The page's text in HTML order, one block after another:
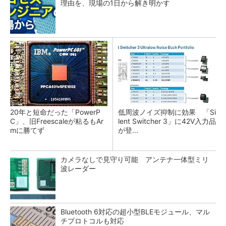
理由を、現場の1日から解き明かす
20年と短命だった「PowerP
C」、旧Freescaleが粘るもAr
mに勝てず
低周波ノイズ抑制に効果 「Si
lent Switcher 3」に42V入力品
が登...
カメラなしで見守り可能 アンテナ一体型ミリ
波レーダー
Bluetooth 6対応の超小型BLEモジュール、マル
チプロトコルも対応